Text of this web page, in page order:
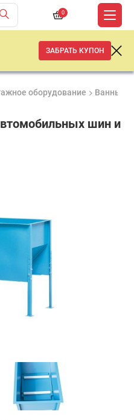
0
ЗАБРАТЬ КУПОН
оборудование Ванны
шин и